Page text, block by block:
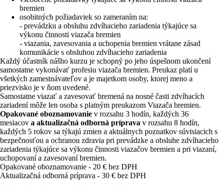
bremien
osobitných požiadaviek so zameraním na:
- prevádzku a obsluhu zdvíhacieho zariadenia týkajúce sa
výkonu činnosti viazača bremien
- viazania, zavesovania a uchopenia bremien vrátane zásad
komunikácie s obsluhou zdvíhacieho zariadenia
Každý účastník nášho kurzu je schopný po jeho úspešnom ukončení
samostatne vykonávať profesiu viazača bremien. Preukaz platí u
všetkých zamestnávateľov a je majetkom osoby, ktorej meno a
priezvisko je v ňom uvedené.
Samostatne viazať a zavesovať bremená na nosné časti zdvíhacích
zariadení môže len osoba s platným preukazom Viazača bremien.
Opakované oboznamovanie v rozsahu 3 hodín, každých 36
mesiacov a aktualizačná odborná príprava v rozsahu 8 hodín,
každých 5 rokov sa týkajú zmien a aktuálnych poznatkov súvisiacich s
bezpečnosťou a ochranou zdravia pri prevádzke a obsluhe zdvíhacieho
zariadenia týkajúce sa výkonu činnosti viazačov bremien a pri viazaní,
uchopovaní a zavesovaní bremien.
Opakované oboznamovanie - 20 € bez DPH
Aktualizačná odborná príprava - 30 € bez DPH